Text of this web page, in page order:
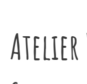
Atelier